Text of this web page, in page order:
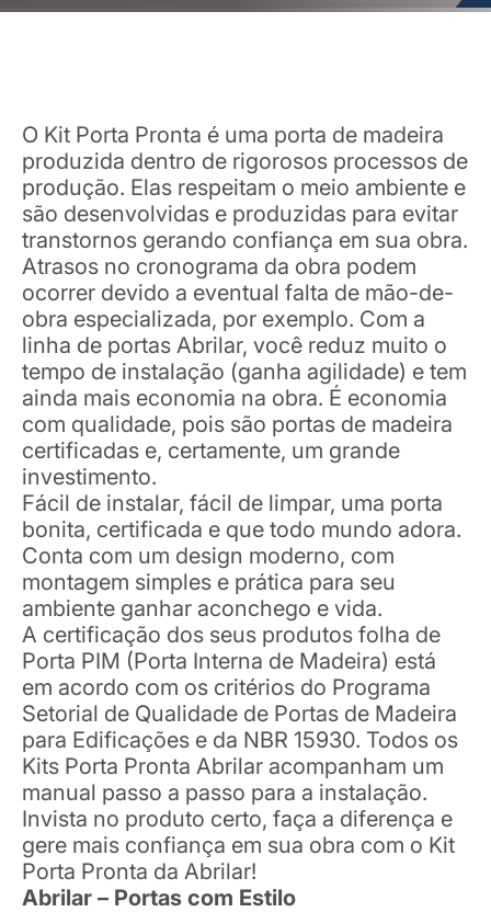
O Kit Porta Pronta é uma porta de madeira
produzida dentro de rigorosos processos de
produção. Elas respeitam o meio ambiente e
são desenvolvidas e produzidas para evitar
transtornos gerando confiança em sua obra.
Atrasos no cronograma da obra podem
ocorrer devido a eventual falta de mão-de-
obra especializada, por exemplo. Com a
linha de portas Abrilar, você reduz muito o
tempo de instalação (ganha agilidade) e tem
ainda mais economia na obra. É economia
com qualidade, pois são portas de madeira
certificadas e, certamente, um grande
investimento.
Fácil de instalar, fácil de limpar, uma porta
bonita, certificada e que todo mundo adora.
Conta com um design moderno, com
montagem simples e prática para seu
ambiente ganhar aconchego e vida.
A certificação dos seus produtos folha de
Porta PIM (Porta Interna de Madeira) está
em acordo com os critérios do Programa
Setorial de Qualidade de Portas de Madeira
para Edificações e da NBR 15930. Todos os
Kits Porta Pronta Abrilar acompanham um
manual passo a passo para a instalação.
Invista no produto certo, faça a diferença e
gere mais confiança em sua obra com o Kit
Porta Pronta da Abrilar!
Abrilar – Portas com Estilo